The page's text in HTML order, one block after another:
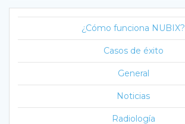
¿Cómo funciona NUBIX?
Casos de éxito
General
Noticias
Radiología